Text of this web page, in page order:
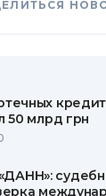
50 млрд грн